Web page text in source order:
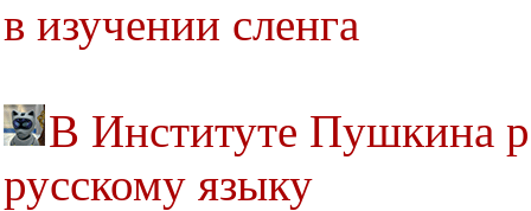
в изучении сленга
В Институте Пушкина
русскому языку